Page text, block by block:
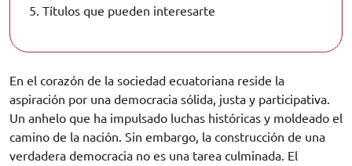
5. Títulos que pueden interesarte
En el corazón de la sociedad ecuatoriana reside la
aspiración por una democracia sólida, justa y participativa.
Un anhelo que ha impulsado luchas históricas y moldeado el
camino de la nación. Sin embargo, la construcción de una
verdadera democracia no es una tarea culminada. El